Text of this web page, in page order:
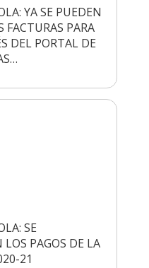
YA SE PUEDEN
FACTURAS PARA
DEL PORTAL DE
SE
PAGOS DE LA
21